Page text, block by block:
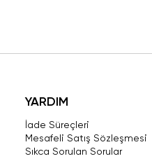
YARDIM
İade Süreçleri
Mesafeli Satış Sözleşmesi
Sıkca Sorulan Sorular